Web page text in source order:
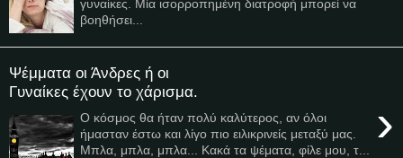
γυναίκες. Μία ισορροπημένη διατροφή μπορεί να
βοηθήσει...
Ψέμματα οι Άνδρες ή οι
Γυναίκες έχουν το χάρισμα.
›
Ο κόσμος θα ήταν πολύ καλύτερος, αν όλοι
ήμασταν έστω και λίγο πιο ειλικρινείς μεταξύ μας.
Μπλα, μπλα, μπλα... Κακά τα ψέματα, φίλε μου, τ...